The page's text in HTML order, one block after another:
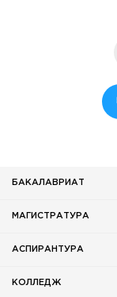
БАКАЛАВРИАТ
МАГИСТРАТУРА
АСПИРАНТУРА
КОЛЛЕДЖ